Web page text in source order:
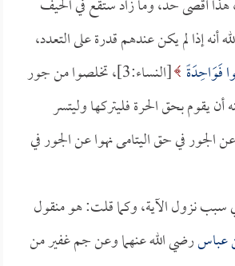
هذا أقصى حد، وما زاد ستقع في الحيف
أنه إذا لم يكن عندهم قدرة على التعدد،
فَوَاحِدَةً
[النساء:3]، تخلصوا من جور
أن يقوم بحق الحرة فليتركها وليتسر
الجور في حق اليتامى نهوا عن الجور في
سبب نزول الآية، وكما قلت: هو منقول
عباسرضي الله عنهما وعن جم غفير من